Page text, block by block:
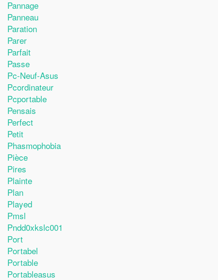
Pannage
Panneau
Paration
Parer
Parfait
Passe
Pc-Neuf-Asus
Pcordinateur
Pcportable
Pensais
Perfect
Petit
Phasmophobia
Pièce
Pires
Plainte
Plan
Played
Pmsl
Pndd0xkslc001
Port
Portabel
Portable
Portableasus